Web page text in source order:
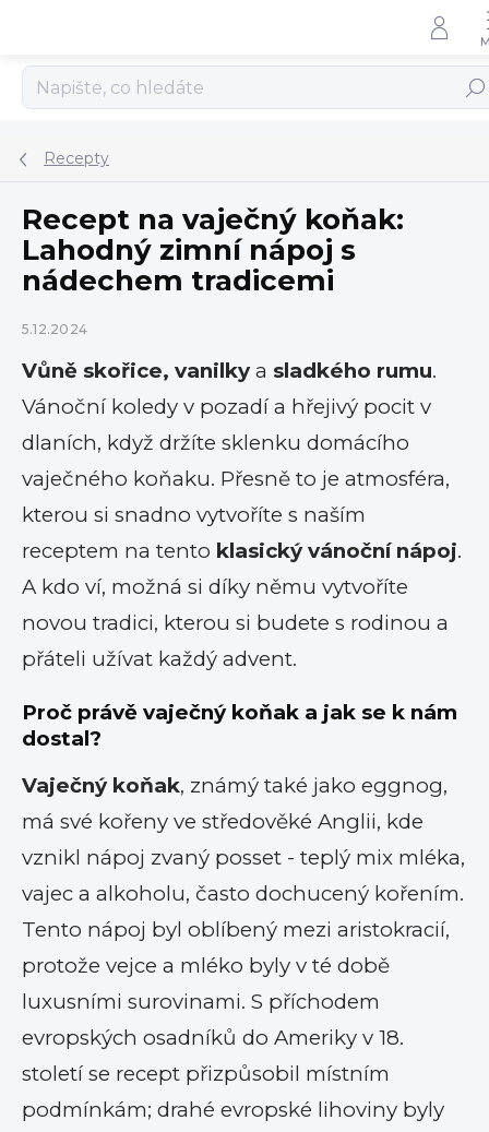
Recepty
Recept na vaječný koňak:
Lahodný zimní nápoj s
nádechem tradicemi
5.12.2024
Vůně skořice, vanilkya sladkého rumu.
Vánoční koledy v pozadí a hřejivý pocit v
dlaních, když držíte sklenku domácího
vaječného koňaku. Přesně to je atmosféra,
kterou si snadno vytvoříte s naším
receptem na tento klasický vánoční nápoj.
A kdo ví, možná si díky němu vytvoříte
novou tradici, kterou si budete s rodinou a
přáteli užívat každý advent.
Proč právě vaječný koňak a jak se k nám
dostal?
Vaječný koňak, známý také jako eggnog,
má své kořeny ve středověké Anglii, kde
vznikl nápoj zvaný posset - teplý mix mléka,
vajec a alkoholu, často dochucený kořením.
Tento nápoj byl oblíbený mezi aristokracií,
protože vejce a mléko byly v té době
luxusními surovinami. S příchodem
evropských osadníků do Ameriky v 18.
století se recept přizpůsobil místním
podmínkám; drahé evropské lihoviny byly